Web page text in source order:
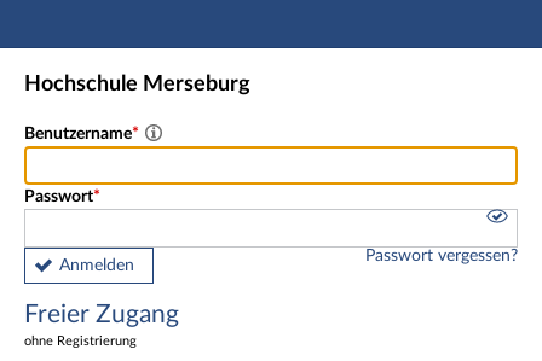
Hauptnavigation
Freier Zugang
Nutzerdaten abrufen
Fußzeile
Hochschule Merseburg
Benutzername
Passwort
Anmelden
Passwort vergessen?
Freier Zugang
ohne Registrierung